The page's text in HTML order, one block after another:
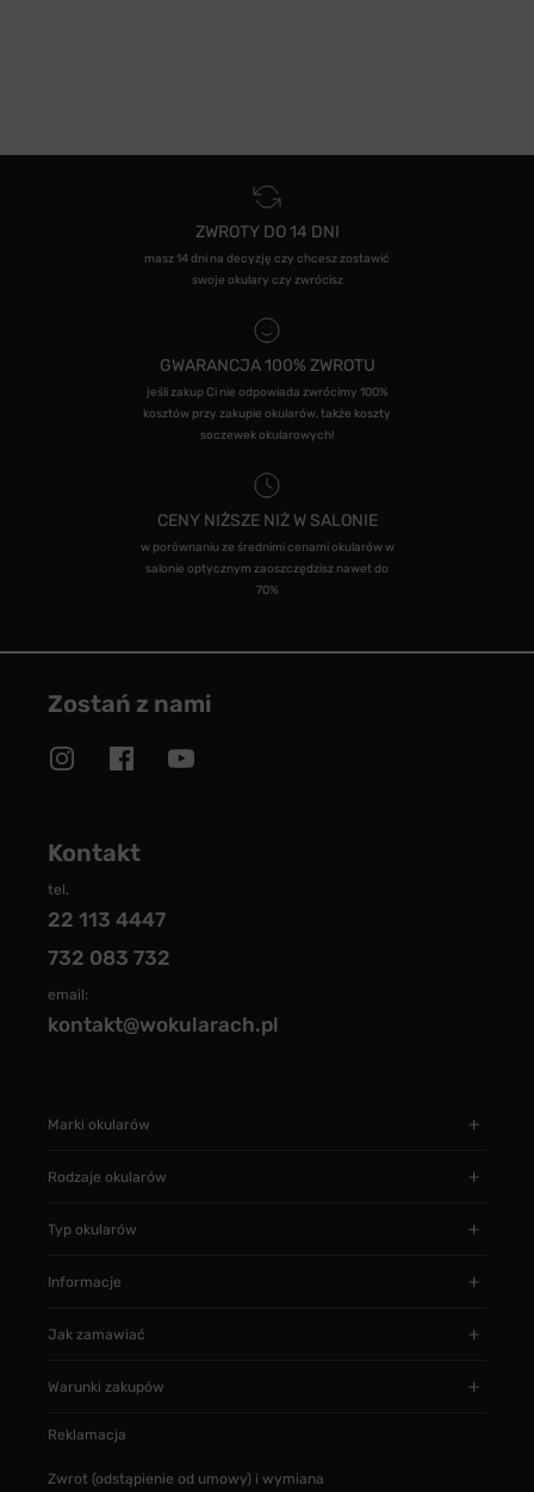
ZWROTY DO 14 DNI
masz 14 dni na decyzję czy chcesz zostawić
swoje okulary czy zwrócisz
GWARANCJA 100% ZWROTU
jeśli zakup Ci nie odpowiada zwrócimy 100%
kosztów przy zakupie okularów, także koszty
soczewek okularowych!
CENY NIŻSZE NIŻ W SALONIE
w porównaniu ze średnimi cenami okularów w
salonie optycznym zaoszczędzisz nawet do
70%
Zostań z nami
Kontakt
tel.
22 113 4447
732 083 732
email:
kontakt@wokularach.pl
Marki okularów
Rodzaje okularów
Typ okularów
Informacje
Jak zamawiać
Warunki zakupów
Reklamacja
Zwrot (odstąpienie od umowy) i wymiana